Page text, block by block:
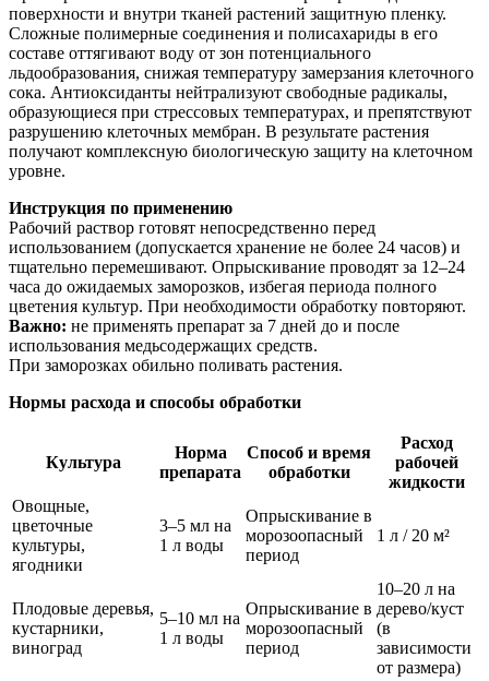
поверхности и внутри тканей растений защитную пленку.
Сложные полимерные соединения и полисахариды в его
составе оттягивают воду от зон потенциального
льдообразования, снижая температуру замерзания клеточного
сока. Антиоксиданты нейтрализуют свободные радикалы,
образующиеся при стрессовых температурах, и препятствуют
разрушению клеточных мембран. В результате растения
получают комплексную биологическую защиту на клеточном
уровне.
Инструкция по применению
Рабочий раствор готовят непосредственно перед
использованием (допускается хранение не более 24 часов) и
тщательно перемешивают. Опрыскивание проводят за 12–24
часа до ожидаемых заморозков, избегая периода полного
цветения культур. При необходимости обработку повторяют.
Важно: не применять препарат за 7 дней до и после
использования медьсодержащих средств.
При заморозках обильно поливать растения.
Нормы расхода и способы обработки
Культура
Норма
препарата
Способ и время
обработки
Расход
рабочей
жидкости
Овощные,
цветочные
культуры,
ягодники
3–5 мл на
1 л воды
Опрыскивание в
морозоопасный
период
1 л / 20 м²
Плодовые деревья,
кустарники,
виноград
5–10 мл на
1 л воды
Опрыскивание в
морозоопасный
период
10–20 л на
дерево/куст
(в
зависимости
от размера)